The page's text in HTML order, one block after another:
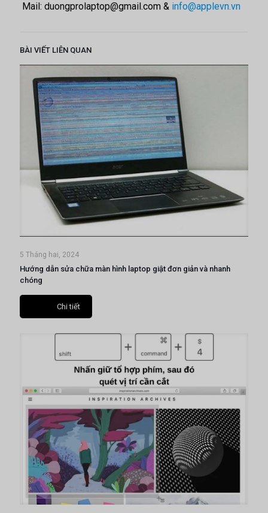
Mail: duongprolaptop@gmail.com & info@applevn.vn
BÀI VIẾT LIÊN QUAN
5 Tháng hai, 2024
Hướng dẫn sửa chữa màn hình laptop giật đơn giản và nhanh
chóng
Chi tiết